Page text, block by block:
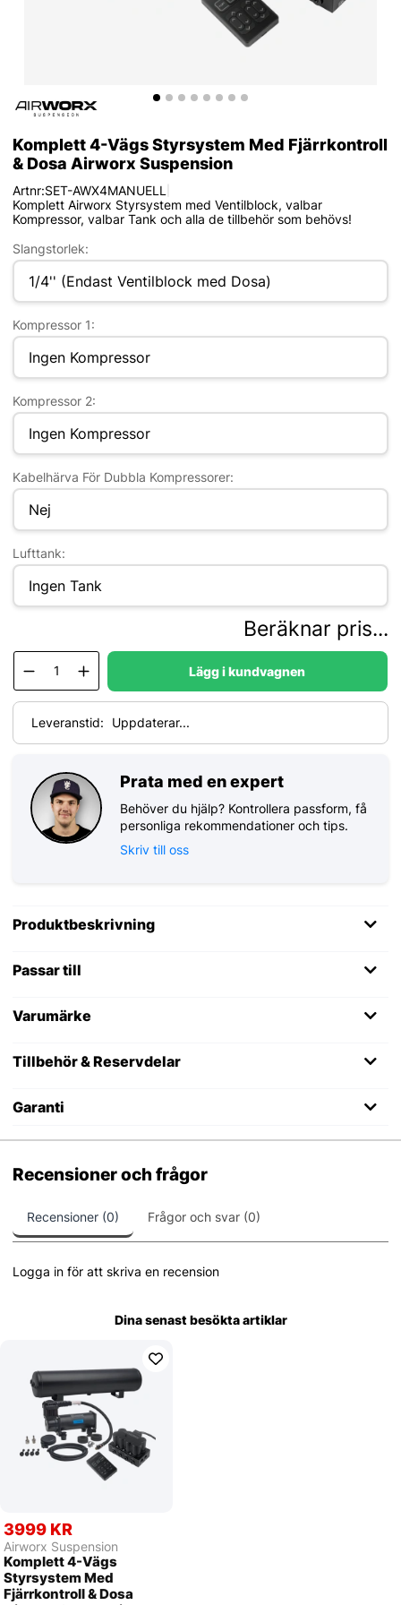
Komplett 4-Vägs Styrsystem Med Fjärrkontroll
& Dosa Airworx Suspension
Artnr:SET-AWX4MANUELL
Komplett Airworx Styrsystem med Ventilblock, valbar
Kompressor, valbar Tank och alla de tillbehör som behövs!
Slangstorlek:
Kompressor 1:
Kompressor 2:
Kabelhärva För Dubbla Kompressorer:
Lufttank:
Beräknar pris...
Lägg i kundvagnen
Leveranstid: Uppdaterar...
Prata med en expert
Behöver du hjälp? Kontrollera passform, få
personliga rekommendationer och tips.
Skriv till oss
Produktbeskrivning
Passar till
Varumärke
Tillbehör & Reservdelar
Garanti
Recensioner och frågor
Recensioner (0) Frågor och svar (0)
Logga in för att skriva en recension
Dina senast besökta artiklar
3999 KR
Airworx Suspension
Komplett 4-Vägs
Styrsystem Med
Fjärrkontroll & Dosa